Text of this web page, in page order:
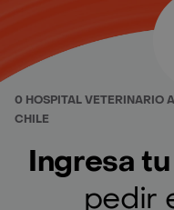
0 HOSPITAL VETERINARIO
CHILE
Ingresa
pedir